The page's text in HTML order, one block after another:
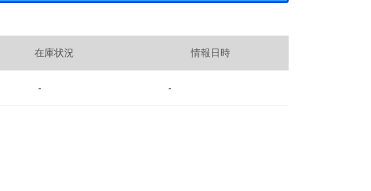
在庫状況 情報日時
- -